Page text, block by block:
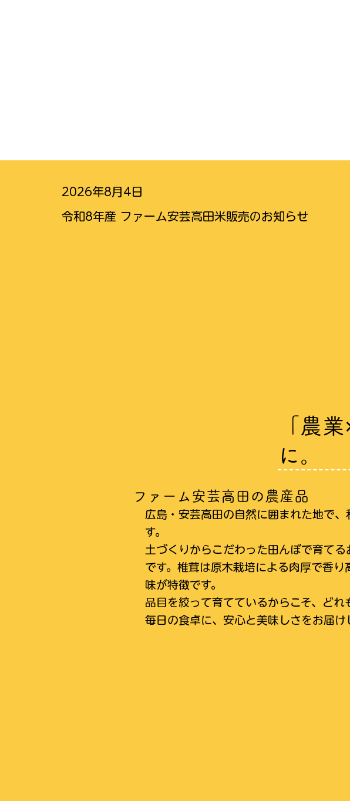
2026年8月4日
令和8年産 ファーム安芸高田米販売のお知らせ
「農
に。
ファーム安芸高田の農産品
広島・安芸高田の自然に囲まれた地で
す。
土づくりからこだわった田んぼで育て
です。椎茸は原木栽培による肉厚で香
味が特徴です。
品目を絞って育てているからこそ、どれ
毎日の食卓に、安心と美味しさをお届け